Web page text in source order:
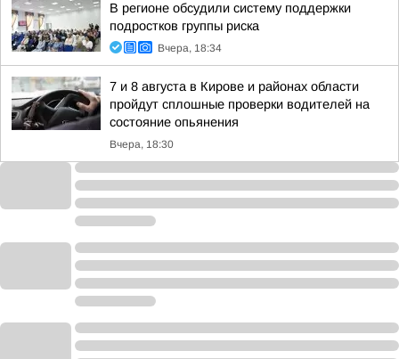
В регионе обсудили систему поддержки
подростков группы риска
Вчера, 18:34
7 и 8 августа в Кирове и районах области
пройдут сплошные проверки водителей на
состояние опьянения
Вчера, 18:30